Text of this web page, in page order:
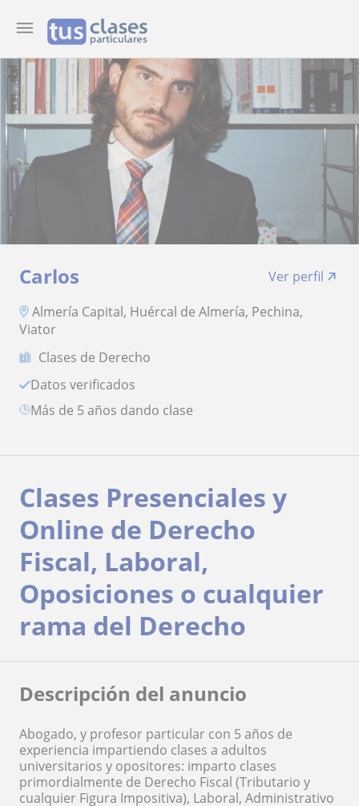
Carlos
Ver perfil
Almería Capital, Huércal de Almería, Pechina,
Viator
Clases de Derecho
Datos verificados
más de 5 años dando clase
Clases Presenciales y
Online de Derecho
Fiscal, Laboral,
Oposiciones o cualquier
rama del Derecho
Descripción del anuncio
Abogado, y profesor particular con 5 años de
experiencia impartiendo clases a adultos
universitarios y opositores: imparto clases
primordialmente de Derecho Fiscal (Tributario y
cualquier Figura Impositiva), Laboral, Administrativo